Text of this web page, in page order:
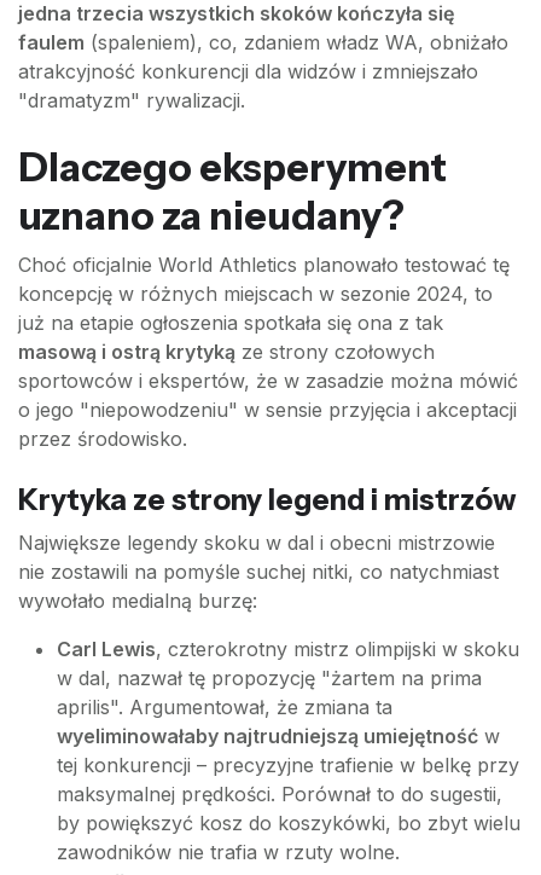
jedna trzecia wszystkich skoków kończyła się
faulem (spaleniem), co, zdaniem władz WA, obniżało
atrakcyjność konkurencji dla widzów i zmniejszało
"dramatyzm" rywalizacji.
Dlaczego eksperyment
uznano za nieudany?
Choć oficjalnie World Athletics planowało testować tę
koncepcję w różnych miejscach w sezonie 2024, to
już na etapie ogłoszenia spotkała się ona z tak
masową i ostrą krytyką ze strony czołowych
sportowców i ekspertów, że w zasadzie można mówić
o jego "niepowodzeniu" w sensie przyjęcia i akceptacji
przez środowisko.
Krytyka ze strony legend i mistrzów
Największe legendy skoku w dal i obecni mistrzowie
nie zostawili na pomyśle suchej nitki, co natychmiast
wywołało medialną burzę:
Carl Lewis, czterokrotny mistrz olimpijski w skoku
w dal, nazwał tę propozycję "żartem na prima
aprilis". Argumentował, że zmiana ta
wyeliminowałaby najtrudniejszą umiejętność w
tej konkurencji – precyzyjne trafienie w belkę przy
maksymalnej prędkości. Porównał to do sugestii,
by powiększyć kosz do koszykówki, bo zbyt wielu
zawodników nie trafia w rzuty wolne.